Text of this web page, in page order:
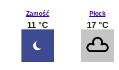
Zamość
11 °C
Płock
17 °C